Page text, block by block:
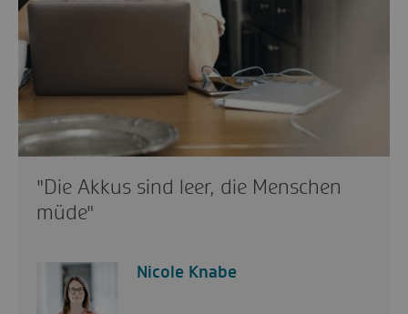
"Die Akkus sind leer, die Menschen
müde"
Nicole Knabe